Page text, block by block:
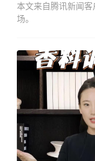
本文来自腾讯新闻
场。